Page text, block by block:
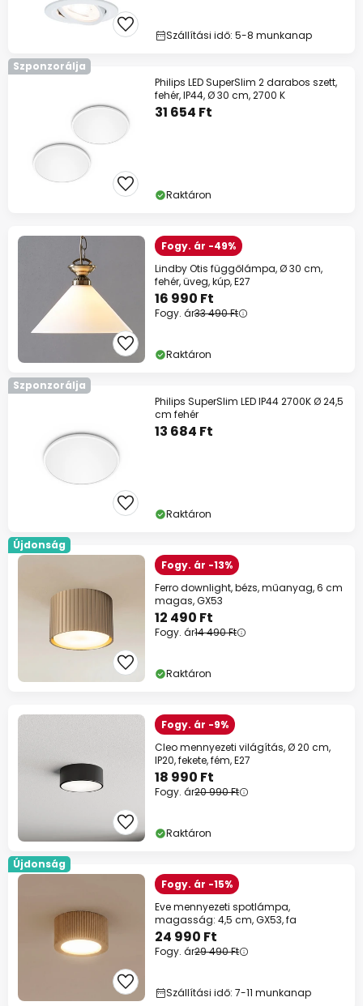
Szállítási idő: 5-8 munkanap
Szponzorálja
Philips LED SuperSlim 2 darabos szett,
fehér, IP44, Ø 30 cm, 2700 K
31 654 Ft
Raktáron
Fogy. ár -49%
Lindby Otis függőlámpa, Ø 30 cm,
fehér, üveg, kúp, E27
16 990 Ft
Fogy. ár33 490 Ft
Raktáron
Szponzorálja
Philips SuperSlim LED IP44 2700K Ø 24,5
cm fehér
13 684 Ft
Raktáron
Újdonság
Fogy. ár -13%
Ferro downlight, bézs, műanyag, 6 cm
magas, GX53
12 490 Ft
Fogy. ár14 490 Ft
Raktáron
Fogy. ár -9%
Cleo mennyezeti világítás, Ø 20 cm,
IP20, fekete, fém, E27
18 990 Ft
Fogy. ár20 990 Ft
Raktáron
Újdonság
Fogy. ár -15%
Eve mennyezeti spotlámpa,
magasság: 4,5 cm, GX53, fa
24 990 Ft
Fogy. ár29 490 Ft
Szállítási idő: 7-11 munkanap